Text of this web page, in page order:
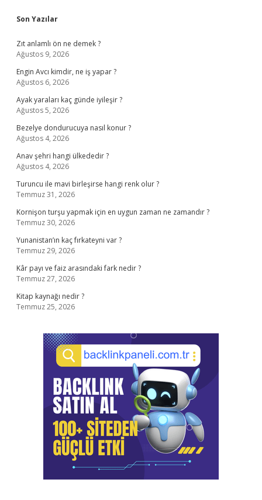
Sidebar
Son Yazılar
Zıt anlamlı ön ne demek ?
Ağustos 9, 2026
Engin Avcı kimdir, ne iş yapar ?
Ağustos 6, 2026
Ayak yaraları kaç günde iyileşir ?
Ağustos 5, 2026
Bezelye dondurucuya nasıl konur ?
Ağustos 4, 2026
Anav şehri hangi ülkededir ?
Ağustos 4, 2026
Turuncu ile mavi birleşirse hangi renk olur ?
Temmuz 31, 2026
Kornişon turşu yapmak için en uygun zaman ne zamandır ?
Temmuz 30, 2026
Yunanistan’ın kaç fırkateyni var ?
Temmuz 29, 2026
Kâr payı ve faiz arasındaki fark nedir ?
Temmuz 27, 2026
Kitap kaynağı nedir ?
Temmuz 25, 2026